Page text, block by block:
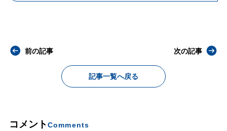
前の記事
記事一覧へ戻る
次の記事
コメントComments